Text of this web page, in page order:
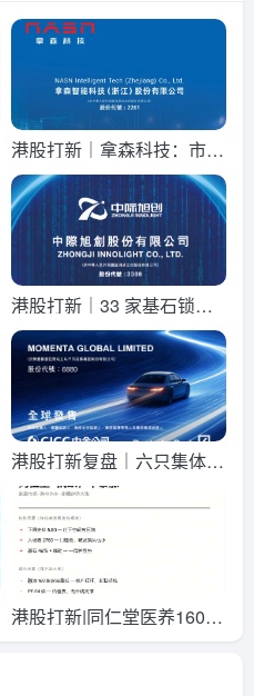
港股打新｜拿森科技：市销
率 9 倍，融资溢价 30%，
能打吗？
港股打新｜33 家基石锁定
49%，中际旭创详细申购分
析！
港股打新复盘｜六只集体熄
火，芯片板块塌了
港股打新|同仁堂医养160倍
融资明日暗盘，会步江西生